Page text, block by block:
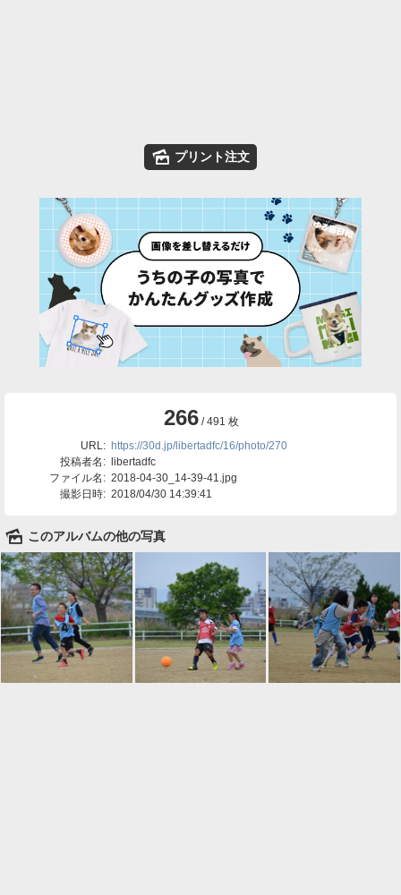
🌄 プリント注文
266/ 491 枚
URL: https://30d.jp/libertadfc/16/photo/270
投稿者名: libertadfc
ファイル名: 2018-04-30_14-39-41.jpg
撮影日時: 2018/04/30 14:39:41
🌄 このアルバムの他の写真